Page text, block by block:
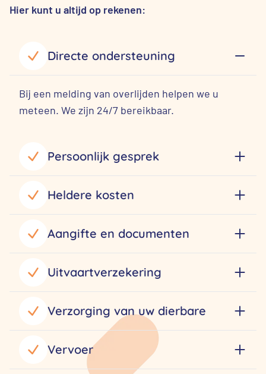
Hier kunt u altijd op rekenen:
Directe ondersteuning
Bij een melding van overlijden helpen we u
meteen. We zijn 24/7 bereikbaar.
Persoonlijk gesprek
Heldere kosten
Aangifte en documenten
Uitvaartverzekering
Verzorging van uw dierbare
Vervoer